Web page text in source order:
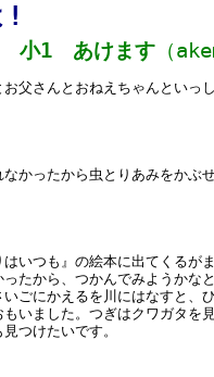
!
小1 あけます （
父さんとおねえちゃんといっ
かったから虫とりあみをかぶ
いつも』の絵本に出てくるが
たから、つかんでみようかな
ごにかえるを川にはなすと、
いました。つぎはクワガタを
つけたいです。